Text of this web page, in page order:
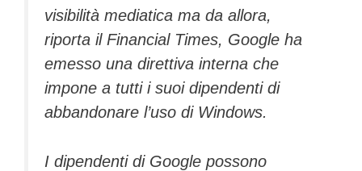
visibilità mediatica ma da allora,
riporta il Financial Times, Google ha
emesso una direttiva interna che
impone a tutti i suoi dipendenti di
abbandonare l’uso di Windows.
I dipendenti di Google possono